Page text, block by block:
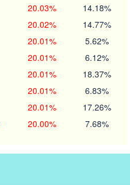
20.03% 14.18%
20.02% 14.77%
20.01% 5.62%
20.01% 6.12%
20.01% 18.37%
20.01% 6.83%
20.01% 17.26%
20.00% 7.68%